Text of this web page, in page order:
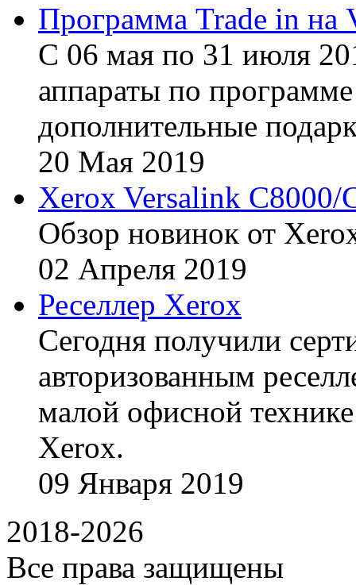
Программа Trade in на
С 06 мая по 31 июля
аппараты по
дополнительные
20 Мая 2019
Xerox Versalink C8000/
Обзор новинок от
02 Апреля 2019
Реселлер Xerox
Сегодня получили
авторизованным
малой офисной
Xerox.
09 Января 2019
2018-2026
Все права защищены